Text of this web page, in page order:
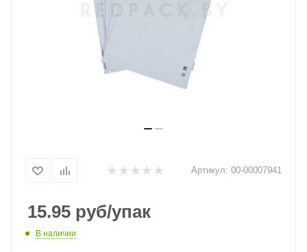
Артикул: 00-00007941
15.95 руб/упак
В наличии